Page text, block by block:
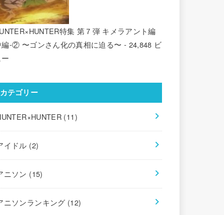
特集 第７弾 キメラアント編
編-② 〜ゴンさん化の真相に迫る〜 - 24,848 ビ
カテゴリー
(11)
イドル (2)
ニソン (15)
ニソンランキング (12)